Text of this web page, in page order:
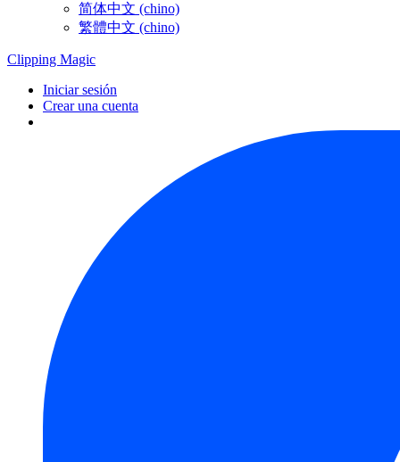
简体中文 (chino)
繁體中文 (chino)
Clipping Magic
Iniciar sesión
Crear una cuenta